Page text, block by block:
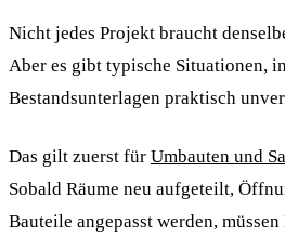
Nicht jedes Projekt braucht
Aber es gibt typische Situationen,
Bestandsunterlagen praktisch
Das gilt zuerst für Umbauten und
Sobald Räume neu aufgeteilt,
Bauteile angepasst werden,